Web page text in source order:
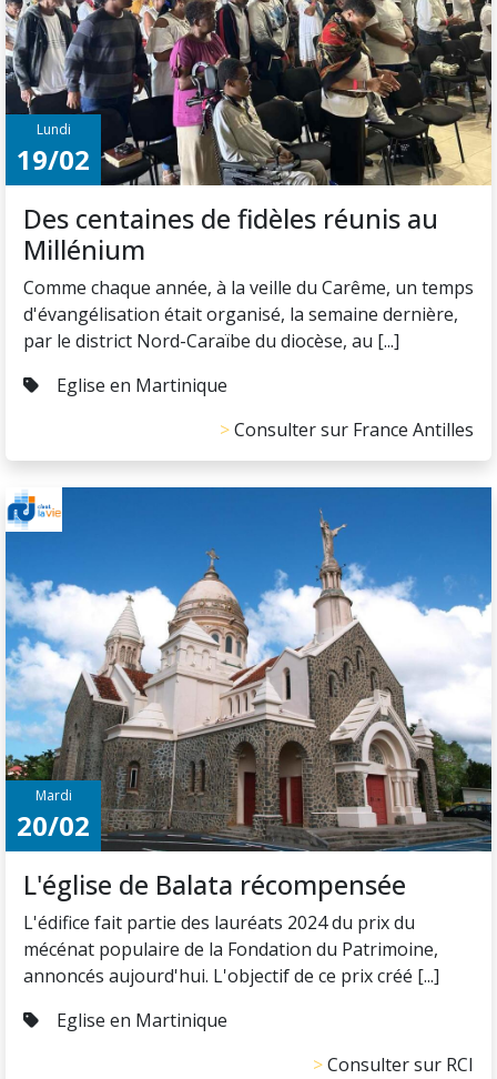
Lundi
19/02
Des centaines de fidèles réunis au
Millénium
Comme chaque année, à la veille du Carême, un temps
d'évangélisation était organisé, la semaine dernière,
par le district Nord-Caraïbe du diocèse, au [...]
Eglise en Martinique
Consulter sur France Antilles
Mardi
20/02
L'église de Balata récompensée
L'édifice fait partie des lauréats 2024 du prix du
mécénat populaire de la Fondation du Patrimoine,
annoncés aujourd'hui. L'objectif de ce prix créé [...]
Eglise en Martinique
Consulter sur RCI